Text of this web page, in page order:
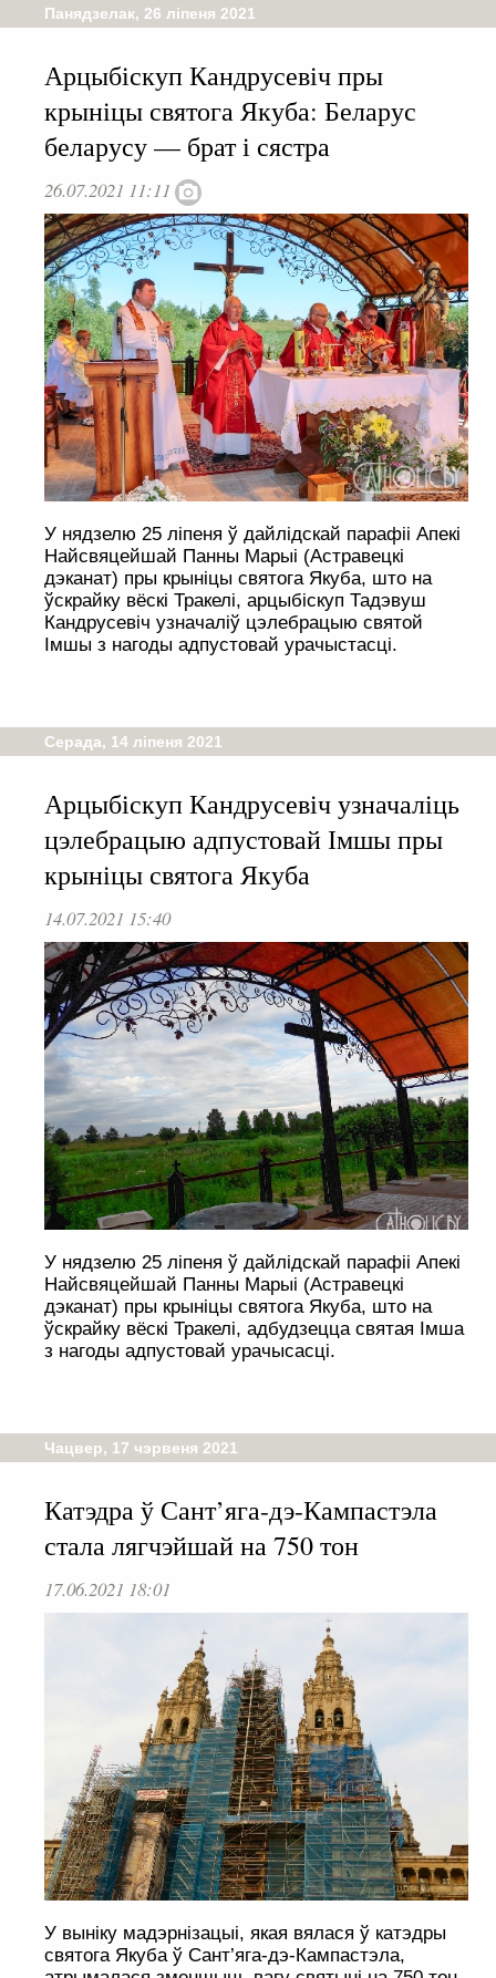
Панядзелак, 26 ліпеня 2021
Арцыбіскуп Кандрусевіч пры
крыніцы святога Якуба: Беларус
беларусу — брат і сястра
26.07.2021 11:11
У нядзелю 25 ліпеня ў дайлідскай парафіі Апекі
Найсвяцейшай Панны Марыі (Астравецкі
дэканат) пры крыніцы святога Якуба, што на
ўскрайку вёскі Тракелі, арцыбіскуп Тадэвуш
Кандрусевіч узначаліў цэлебрацыю святой
Імшы з нагоды адпустовай урачыстасці.
Серада, 14 ліпеня 2021
Арцыбіскуп Кандрусевіч узначаліць
цэлебрацыю адпустовай Імшы пры
крыніцы святога Якуба
14.07.2021 15:40
У нядзелю 25 ліпеня ў дайлідскай парафіі Апекі
Найсвяцейшай Панны Марыі (Астравецкі
дэканат) пры крыніцы святога Якуба, што на
ўскрайку вёскі Тракелі, адбудзецца святая Імша
з нагоды адпустовай урачысасці.
Чацвер, 17 чэрвеня 2021
Катэдра ў Сант’яга-дэ-Кампастэла
стала лягчэйшай на 750 тон
17.06.2021 18:01
У выніку мадэрнізацыі, якая вялася ў катэдры
святога Якуба ў Сант’яга-дэ-Кампастэла,